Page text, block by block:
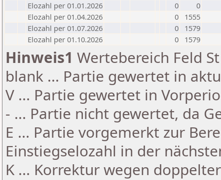
Elozahl per 01.01.2026
0
0
Elozahl per 01.04.2026
0
1555
Elozahl per 01.07.2026
0
1579
Elozahl per 01.10.2026
0 1579
Hinweis1 Wertebereich Feld
blank ... Partie gewertet in
V ... Partie gewertet in
- ... Partie nicht gewertet, da
E ... Partie vorgemerkt zur
Einstiegselozahl in der
K ... Korrektur wegen